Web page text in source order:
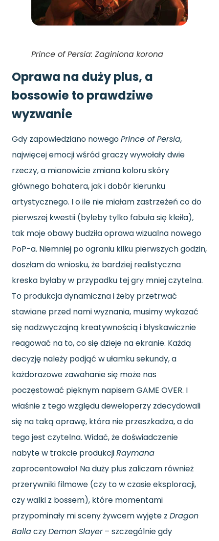
Prince of Persia: Zaginiona korona
Oprawa na duży plus, a
bossowie to prawdziwe
wyzwanie
Gdy zapowiedziano nowegoPrince of Persia,
najwięcej emocji wśród graczy wywołały dwie
rzeczy, a mianowicie zmiana koloru skóry
głównego bohatera, jak i dobór kierunku
artystycznego. I o ile nie miałam zastrzeżeń co do
pierwszej kwestii (byleby tylko fabuła się kleiła),
tak moje obawy budziła oprawa wizualna nowego
PoP-a. Niemniej po ograniu kilku pierwszych godzin,
doszłam do wniosku, że bardziej realistyczna
kreska byłaby w przypadku tej gry mniej czytelna.
To produkcja dynamiczna i żeby przetrwać
stawiane przed nami wyznania, musimy wykazać
się nadzwyczajną kreatywnością i błyskawicznie
reagować na to, co się dzieje na ekranie. Każdą
decyzję należy podjąć w ułamku sekundy, a
każdorazowe zawahanie się może nas
poczęstować pięknym napisem GAME OVER. I
właśnie z tego względu deweloperzy zdecydowali
się na taką oprawę, która nie przeszkadza, a do
tego jest czytelna. Widać, że doświadczenie
nabyte w trakcie produkcjiRaymana
zaprocentowało! Na duży plus zaliczam również
przerywniki filmowe (czy to w czasie eksploracji,
czy walki z bossem), które momentami
przypominały mi sceny żywcem wyjęte z Dragon
BallaczyDemon Slayer– szczególnie gdy